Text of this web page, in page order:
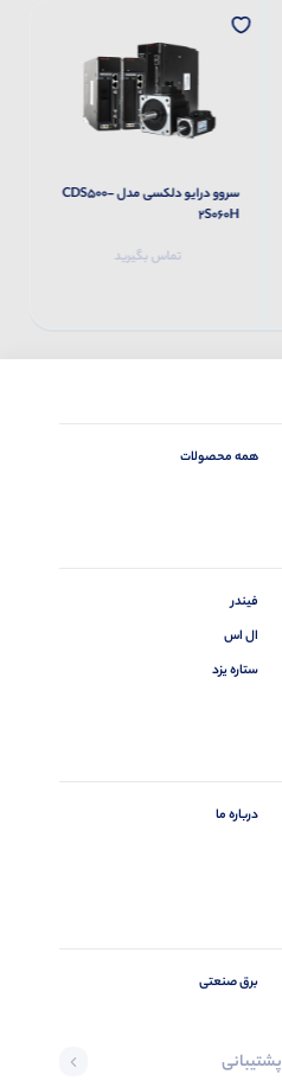
سروو درایو دلکسی مدل CDS500-
2S060H
تماس بگیرید
همه محصولات
فیندر
ال اس
ستاره یزد
درباره ما
برق صنعتی
پشتیبانی